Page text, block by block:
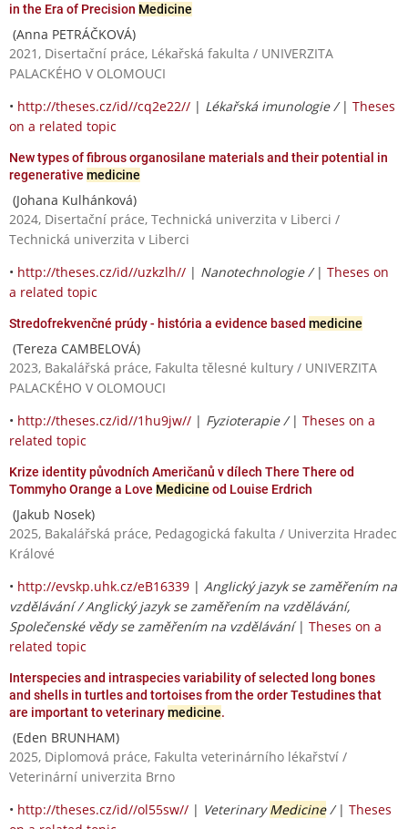
in the Era of Precision Medicine
(Anna PETRÁČKOVÁ)
2021, Disertační práce, Lékařská fakulta / UNIVERZITA
PALACKÉHO V OLOMOUCI
• http://theses.cz/id//cq2e22// | Lékařská imunologie / | Theses
on a related topic
New types of fibrous organosilane materials and their potential in
regenerative medicine
(Johana Kulhánková)
2024, Disertační práce, Technická univerzita v Liberci /
Technická univerzita v Liberci
• http://theses.cz/id//uzkzlh// | Nanotechnologie / | Theses on
a related topic
Stredofrekvenčné prúdy - história a evidence based medicine
(Tereza CAMBELOVÁ)
2023, Bakalářská práce, Fakulta tělesné kultury / UNIVERZITA
PALACKÉHO V OLOMOUCI
• http://theses.cz/id//1hu9jw// | Fyzioterapie / | Theses on a
related topic
Krize identity původních Američanů v dílech There There od
Tommyho Orange a Love Medicine od Louise Erdrich
(Jakub Nosek)
2025, Bakalářská práce, Pedagogická fakulta / Univerzita Hradec
Králové
• http://evskp.uhk.cz/eB16339 | Anglický jazyk se zaměřením na
vzdělávání / Anglický jazyk se zaměřením na vzdělávání,
Společenské vědy se zaměřením na vzdělávání| Theses on a
related topic
Interspecies and intraspecies variability of selected long bones
and shells in turtles and tortoises from the order Testudines that
are important to veterinarymedicine.
(Eden BRUNHAM)
2025, Diplomová práce, Fakulta veterinárního lékařství /
Veterinární univerzita Brno
• http://theses.cz/id//ol55sw// | VeterinaryMedicine/ | Theses